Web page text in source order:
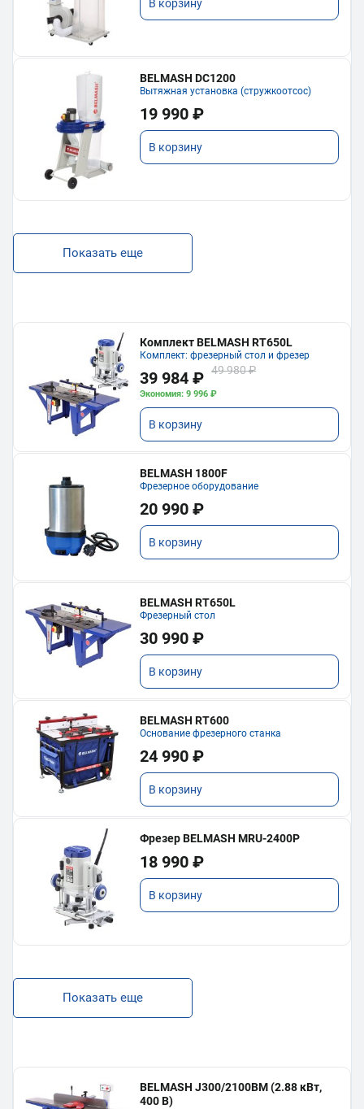
В корзину
BELMASH DC1200
Вытяжная установка (стружкоотсос)
19 990 ₽
В корзину
Показать еще
Комплект BELMASH RT650L
Комплект: фрезерный стол и фрезер
39 984 ₽ 49 980 ₽
Экономия: 9 996 ₽
В корзину
BELMASH 1800F
Фрезерное оборудование
20 990 ₽
В корзину
BELMASH RT650L
Фрезерный стол
30 990 ₽
В корзину
BELMASH RT600
Основание фрезерного станка
24 990 ₽
В корзину
Фрезер BELMASH MRU-2400P
18 990 ₽
В корзину
Показать еще
BELMASH J300/2100ВМ (2.88 кВт,
400 В)